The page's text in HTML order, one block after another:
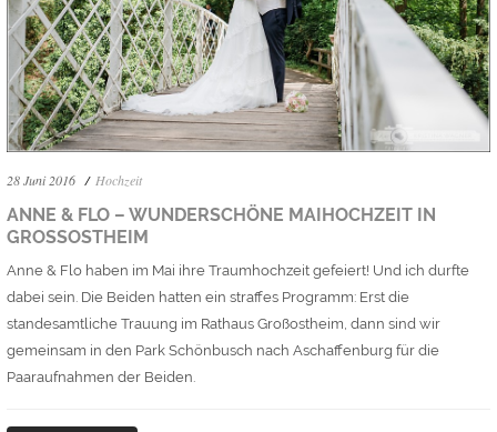
28 Juni 2016 Hochzeit
ANNE & FLO – WUNDERSCHÖNE MAIHOCHZEIT IN
GROSSOSTHEIM
Anne & Flo haben im Mai ihre Traumhochzeit gefeiert! Und ich durfte
dabei sein. Die Beiden hatten ein straffes Programm: Erst die
standesamtliche Trauung im Rathaus Großostheim, dann sind wir
gemeinsam in den Park Schönbusch nach Aschaffenburg für die
Paaraufnahmen der Beiden.